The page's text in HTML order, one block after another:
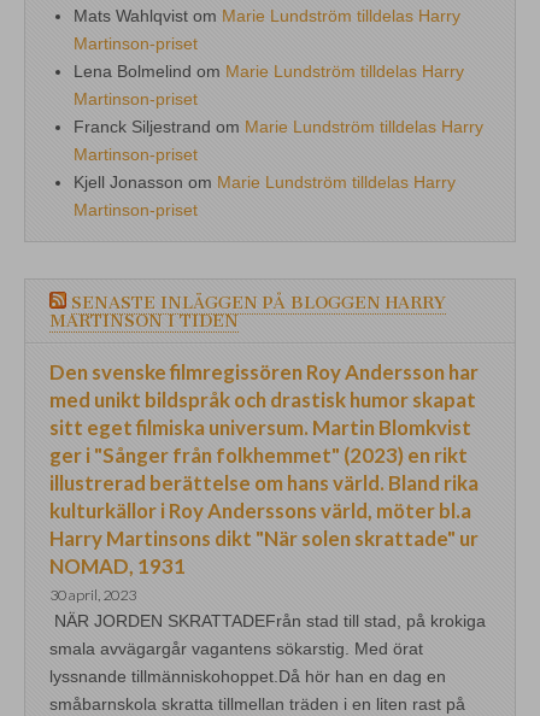
Mats Wahlqvist om Marie Lundström tilldelas Harry
Martinson-priset
Lena Bolmelind om Marie Lundström tilldelas Harry
Martinson-priset
Franck Siljestrand om Marie Lundström tilldelas Harry
Martinson-priset
Kjell Jonasson om Marie Lundström tilldelas Harry
Martinson-priset
SENASTE INLÄGGEN PÅ BLOGGEN HARRY
MARTINSON I TIDEN
Den svenske filmregissören Roy Andersson har
med unikt bildspråk och drastisk humor skapat
sitt eget filmiska universum. Martin Blomkvist
ger i "Sånger från folkhemmet" (2023) en rikt
illustrerad berättelse om hans värld. Bland rika
kulturkällor i Roy Anderssons värld, möter bl.a
Harry Martinsons dikt "När solen skrattade" ur
NOMAD, 1931
30 april, 2023
NÄR JORDEN SKRATTADEFrån stad till stad, på krokiga
smala avvägargår vagantens sökarstig. Med örat
lyssnande tillmänniskohoppet.Då hör han en dag en
småbarnskola skratta tillmellan träden i en liten rast på